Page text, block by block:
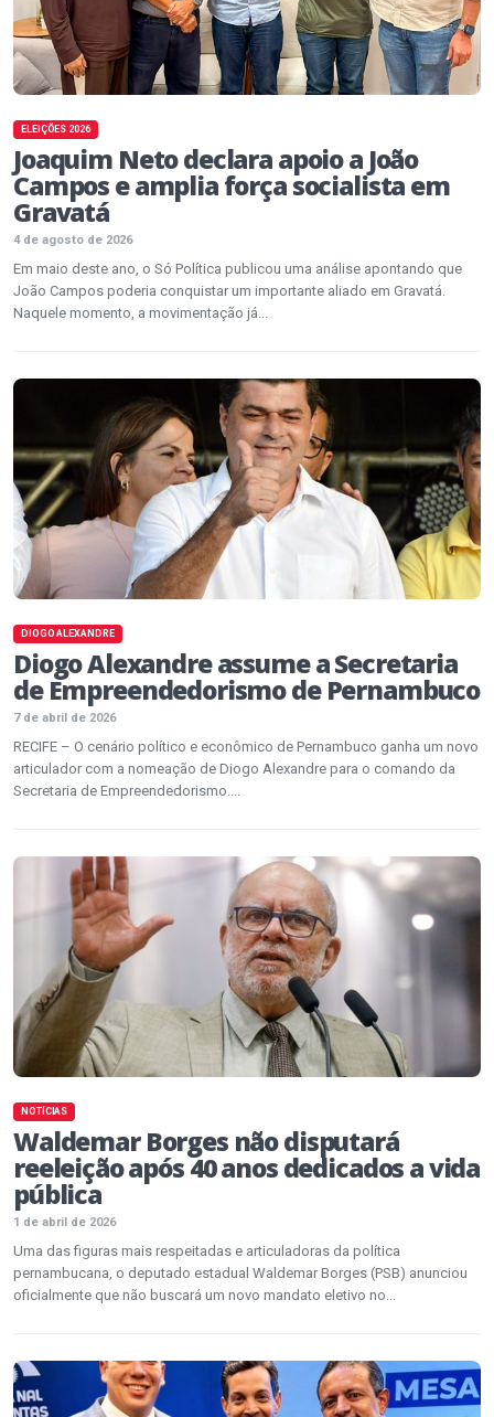
ELEIÇÕES 2026
Joaquim Neto declara apoio a João
Campos e amplia força socialista em
Gravatá
4 de agosto de 2026
Em maio deste ano, o Só Política publicou uma análise apontando que
João Campos poderia conquistar um importante aliado em Gravatá.
Naquele momento, a movimentação já...
DIOGO ALEXANDRE
Diogo Alexandre assume a Secretaria
de Empreendedorismo de Pernambuco
7 de abril de 2026
RECIFE – O cenário político e econômico de Pernambuco ganha um novo
articulador com a nomeação de Diogo Alexandre para o comando da
Secretaria de Empreendedorismo....
NOTÍCIAS
Waldemar Borges não disputará
reeleição após 40 anos dedicados a vida
pública
1 de abril de 2026
Uma das figuras mais respeitadas e articuladoras da política
pernambucana, o deputado estadual Waldemar Borges (PSB) anunciou
oficialmente que não buscará um novo mandato eletivo no...